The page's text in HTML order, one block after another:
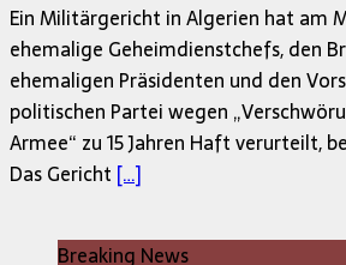
Ein Militärgericht in Algerien hat am
ehemalige Geheimdienstchefs, den
ehemaligen Präsidenten und den
politischen Partei wegen
Armee“ zu 15 Jahren Haft verurteilt,
Das Gericht […]
Breaking News